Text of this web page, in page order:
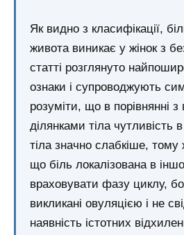
Як видно з класифікації,
живота виникає у жінок з
статті розглянуто
ознаки і супроводжують
розуміти, що в порівнянні з
ділянками тіла чутливість
тіла значно слабкіше, тому
що біль локалізована в
враховувати фазу циклу,
викликані овуляцією і не
наявність істотних